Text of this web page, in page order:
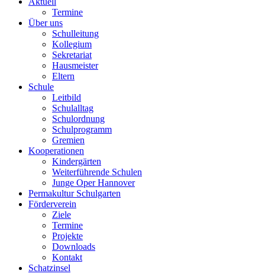
Termine
Über uns
Schulleitung
Kollegium
Sekretariat
Hausmeister
Eltern
Schule
Leitbild
Schulalltag
Schulordnung
Schulprogramm
Gremien
Kooperationen
Kindergärten
Weiterführende Schulen
Junge Oper Hannover
Permakultur Schulgarten
Förderverein
Ziele
Termine
Projekte
Downloads
Kontakt
Schatzinsel